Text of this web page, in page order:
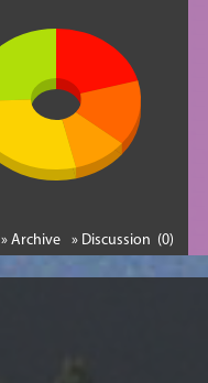
» Discussion (0)
» Archive